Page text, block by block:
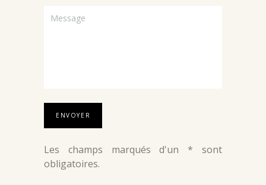
Les champs marqués d'un * sont
obligatoires.